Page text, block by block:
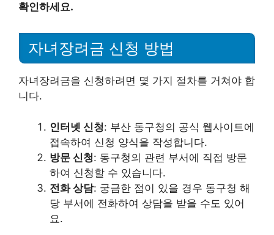
확인하세요.
자녀장려금 신청 방법
자녀장려금을 신청하려면 몇 가지 절차를 거쳐야 합
니다.
인터넷 신청: 부산 동구청의 공식 웹사이트에
접속하여 신청 양식을 작성합니다.
방문 신청: 동구청의 관련 부서에 직접 방문
하여 신청할 수 있습니다.
전화 상담: 궁금한 점이 있을 경우 동구청 해
당 부서에 전화하여 상담을 받을 수도 있어
요.